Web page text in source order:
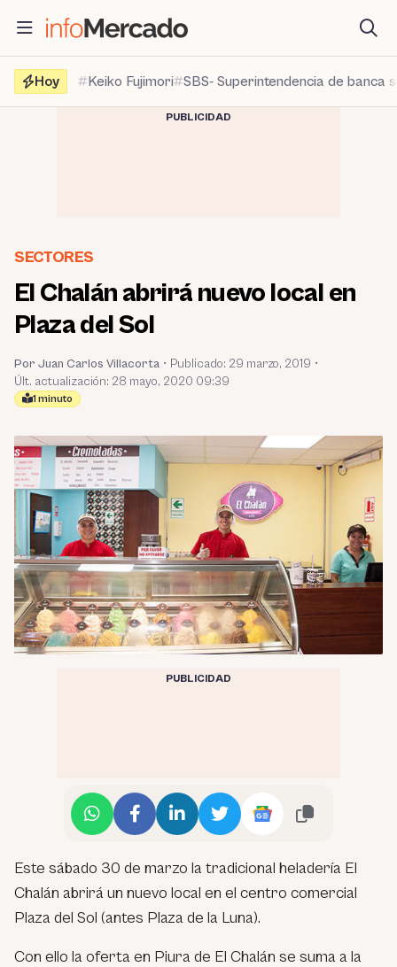
contenido
Hoy
Keiko Fujimori SBS- Superintendencia de banca
PUBLICIDAD
SECTORES
El Chalán abrirá nuevo local en
Plaza del Sol
Por Juan Carlos Villacorta • Publicado: 29 marzo, 2019 •
Últ. actualización: 28 mayo, 2020 09:39
1 minuto
PUBLICIDAD
Este sábado 30 de marzo la tradicional heladería El
Chalán abrirá un nuevo local en el centro comercial
Plaza del Sol (antes Plaza de la Luna).
Con ello la oferta en Piura de El Chalán se suma a la